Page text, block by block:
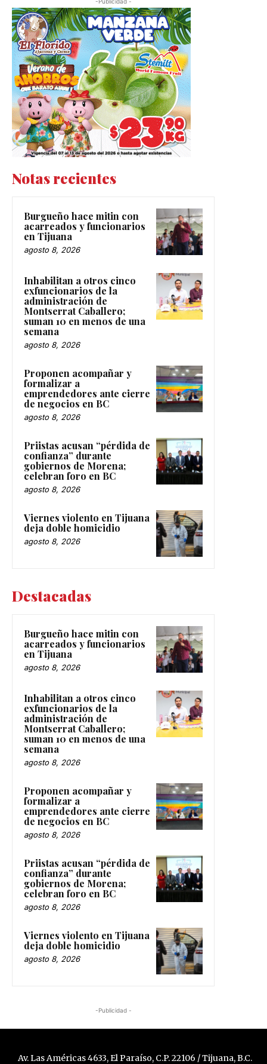
Notas recientes
Burgueño hace mitin con
acarreados y funcionarios
en Tijuana
agosto 8, 2026
Inhabilitan a otros cinco
exfuncionarios de la
administración de
Montserrat Caballero;
suman 10 en menos de una
semana
agosto 8, 2026
Proponen acompañar y
formalizar a
emprendedores ante cierre
de negocios en BC
agosto 8, 2026
Priistas acusan “pérdida de
confianza” durante
gobiernos de Morena;
celebran foro en BC
agosto 8, 2026
Viernes violento en Tijuana
deja doble homicidio
agosto 8, 2026
Destacadas
Burgueño hace mitin con
acarreados y funcionarios
en Tijuana
agosto 8, 2026
Inhabilitan a otros cinco
exfuncionarios de la
administración de
Montserrat Caballero;
suman 10 en menos de una
semana
agosto 8, 2026
Proponen acompañar y
formalizar a
emprendedores ante cierre
de negocios en BC
agosto 8, 2026
Priistas acusan “pérdida de
confianza” durante
gobiernos de Morena;
celebran foro en BC
agosto 8, 2026
Viernes violento en Tijuana
deja doble homicidio
agosto 8, 2026
-Publicidad -
Av. Las Américas 4633, El Paraíso, C.P. 22106 / Tijuana, B.C.